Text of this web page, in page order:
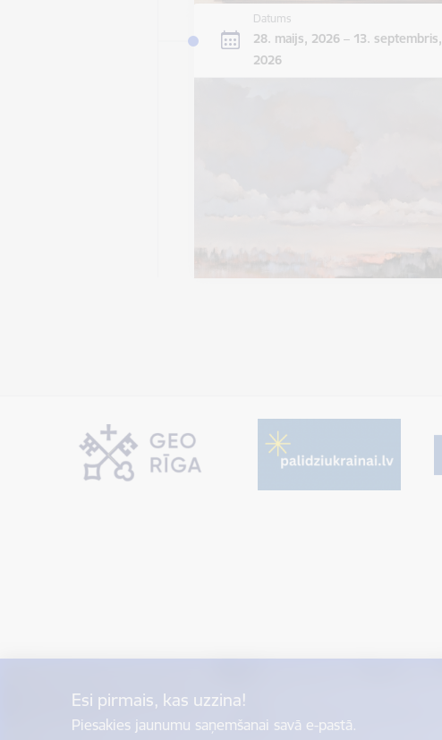
Datums
28. maijs, 2026 – 13. septembris,
2026
Esi pirmais, kas uzzina!
Piesakies jaunumu saņemšanai savā e-pastā.